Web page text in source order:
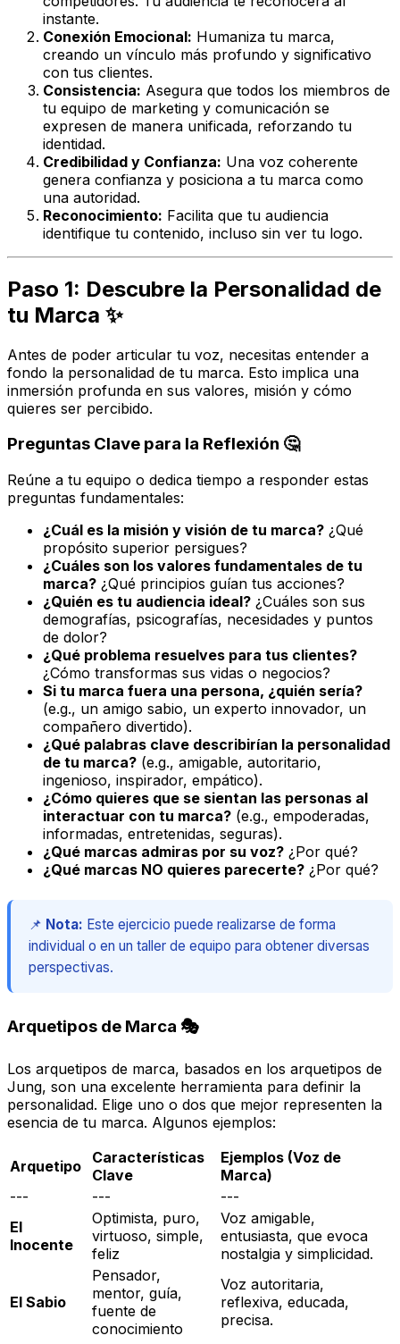
instante.
Conexión Emocional: Humaniza tu marca,
creando un vínculo más profundo y significativo
con tus clientes.
Consistencia: Asegura que todos los miembros de
tu equipo de marketing y comunicación se
expresen de manera unificada, reforzando tu
identidad.
Credibilidad y Confianza: Una voz coherente
genera confianza y posiciona a tu marca como
una autoridad.
Reconocimiento: Facilita que tu audiencia
identifique tu contenido, incluso sin ver tu logo.
Paso 1: Descubre la Personalidad de
tu Marca ✨
Antes de poder articular tu voz, necesitas entender a
fondo la personalidad de tu marca. Esto implica una
inmersión profunda en sus valores, misión y cómo
quieres ser percibido.
Preguntas Clave para la Reflexión 🤔
Reúne a tu equipo o dedica tiempo a responder estas
preguntas fundamentales:
¿Cuál es la misión y visión de tu marca? ¿Qué
propósito superior persigues?
¿Cuáles son los valores fundamentales de tu
marca? ¿Qué principios guían tus acciones?
¿Quién es tu audiencia ideal? ¿Cuáles son sus
demografías, psicografías, necesidades y puntos
de dolor?
¿Qué problema resuelves para tus clientes?
¿Cómo transformas sus vidas o negocios?
Si tu marca fuera una persona, ¿quién sería?
(e.g., un amigo sabio, un experto innovador, un
compañero divertido).
¿Qué palabras clave describirían la personalidad
de tu marca? (e.g., amigable, autoritario,
ingenioso, inspirador, empático).
¿Cómo quieres que se sientan las personas al
interactuar con tu marca? (e.g., empoderadas,
informadas, entretenidas, seguras).
¿Qué marcas admiras por su voz? ¿Por qué?
¿Qué marcas NO quieres parecerte? ¿Por qué?
📌 Nota: Este ejercicio puede realizarse de forma
individual o en un taller de equipo para obtener diversas
perspectivas.
Arquetipos de Marca 🎭
Los arquetipos de marca, basados en los arquetipos de
Jung, son una excelente herramienta para definir la
personalidad. Elige uno o dos que mejor representen la
esencia de tu marca. Algunos ejemplos:
Arquetipo
Características
Clave
Ejemplos (Voz de
Marca)
---
---
---
El
Inocente
Optimista, puro,
virtuoso, simple,
feliz
Voz amigable,
entusiasta, que evoca
nostalgia y simplicidad.
El Sabio
Pensador,
mentor, guía,
fuente de
conocimiento
Voz autoritaria,
reflexiva, educada,
precisa.